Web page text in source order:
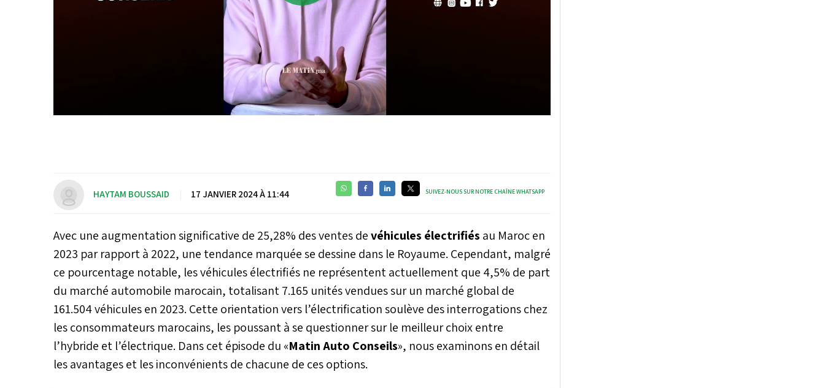
Video
HAYTAM BOUSSAID 17 JANVIER 2024 À 11:44 SUIVEZ-NOUS SUR NOTRE CHAÎNE WHATSAPP
Avec une augmentation significative de 25,28% des ventes devéhicules électrifiés au Maroc en
2023 par rapport à 2022, une tendance marquée se dessine dans le Royaume. Cependant, malgré
ce pourcentage notable, les véhicules électrifiés ne représentent actuellement que 4,5% de part
du marché automobile marocain, totalisant 7.165 unités vendues sur un marché global de
161.504 véhicules en 2023. Cette orientation vers l’électrification soulève des interrogations chez
les consommateurs marocains, les poussant à se questionner sur le meilleur choix entre
l’hybride et l’électrique. Dans cet épisode du «Matin Auto Conseils», nous examinons en détail
les avantages et les inconvénients de chacune de ces options.